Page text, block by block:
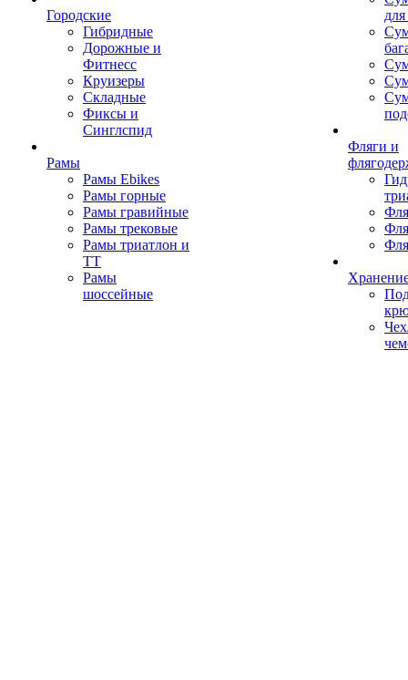
Городские
Гибридные
Дорожные и
Фитнесс
Круизеры
Складные
Фиксы и
Синглспид
Рамы
Рамы Ebikes
Рамы горные
Рамы гравийные
Рамы трековые
Рамы триатлон и
ТТ
Рамы
шоссейные
Фляги и